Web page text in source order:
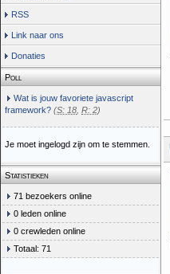
RSS
Link naar ons
Donaties
Poll
Wat is jouw favoriete javascript
framework? (S: 18 R: 2)
Je moet ingelogd zijn om te stemmen.
Statistieken
71 bezoekers online
0 leden online
0 crewleden online
Totaal: 71